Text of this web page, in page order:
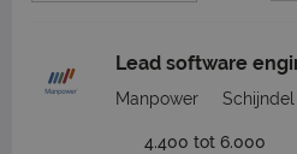
Lead software
Manpower Schijndel
4.400 tot 6.000